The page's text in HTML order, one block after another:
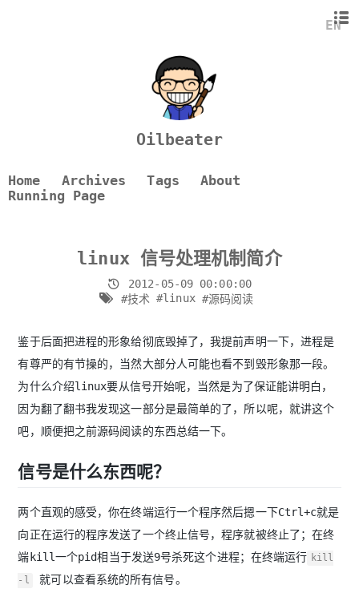
Oilbeater
Home Archives Tags
About
Running Page
linux 信号处理机制简介
2012-05-09 00:00:00
#技术 #linux #源码阅读
鉴于后面把进程的形象给彻底毁掉了，我提前声明一下，进程是
有尊严的有节操的，当然大部分人可能也看不到毁形象那一段。
为什么介绍linux要从信号开始呢，当然是为了保证能讲明白，
因为翻了翻书我发现这一部分是最简单的了，所以呢，就讲这个
吧，顺便把之前源码阅读的东西总结一下。
信号是什么东西呢？
两个直观的感受，你在终端运行一个程序然后摁一下Ctrl+c就是
向正在运行的程序发送了一个终止信号，程序就被终止了；在终
端kill一个pid相当于发送9号杀死这个进程；在终端运行 kill
-l
就可以查看系统的所有信号。
信号是什么东西呢？
EN